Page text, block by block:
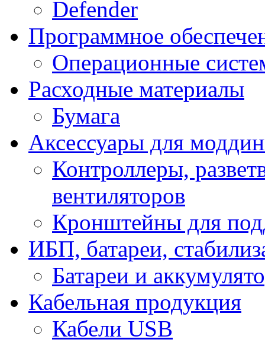
Defender
Программное
Операционные
Расходные материалы
Бумага
Аксессуары для
Контроллеры,
вентиляторов
Кронштейны для
ИБП, батареи,
Батареи и
Кабельная продукция
Кабели USB